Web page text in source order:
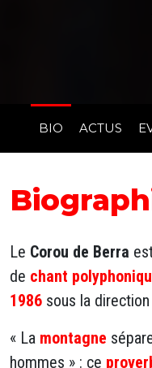
BIO ACTUS
Le Corou de Berra
de chant
1986 sous la
« La montagne
hommes » : ce